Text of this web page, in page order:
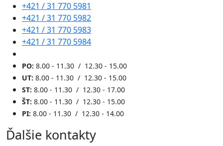
+421 / 31 770 5981
+421 / 31 770 5982
+421 / 31 770 5983
+421 / 31 770 5984
PO: 8.00 - 11.30 / 12.30 - 15.00
UT: 8.00 - 11.30 / 12.30 - 15.00
ST: 8.00 - 11.30 / 12.30 - 17.00
ŠT: 8.00 - 11.30 / 12.30 - 15.00
PI: 8.00 - 11.30 / 12.30 - 14.00
Ďalšie kontakty